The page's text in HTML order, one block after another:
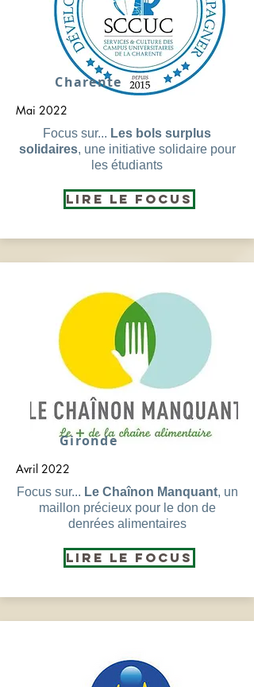
Charente
Mai 2022
Focus sur... Les bols surplus
solidaires, une initiative solidaire pour
les étudiants
Lire le Focus
Gironde
Avril 2022
Focus sur... Le Chaînon Manquant, un
maillon précieux pour le don de
denrées alimentaires
Lire le Focus